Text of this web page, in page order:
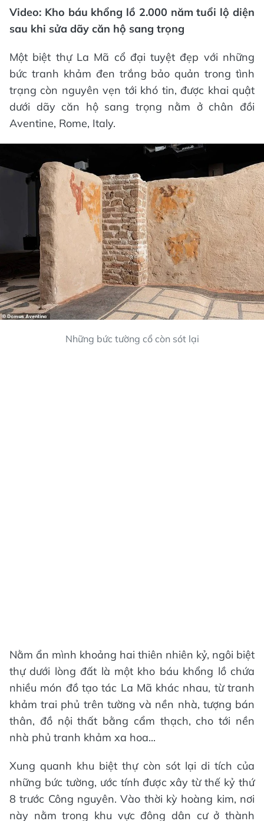
Video: Kho báu khổng lồ 2.000 năm tuổi lộ diện
sau khi sửa dãy căn hộ sang trọng
Một biệt thự La Mã cổ đại tuyệt đẹp với những
bức tranh khảm đen trắng bảo quản trong tình
trạng còn nguyên vẹn tới khó tin, được khai quật
dưới dãy căn hộ sang trọng nằm ở chân đồi
Aventine, Rome, Italy.
Những bức tường cổ còn sót lại
Nằm ẩn mình khoảng hai thiên nhiên kỷ, ngôi biệt
thự dưới lòng đất là một kho báu khổng lồ chứa
nhiều món đồ tạo tác La Mã khác nhau, từ tranh
khảm trai phủ trên tường và nền nhà, tượng bán
thân, đồ nội thất bằng cẩm thạch, cho tới nền
nhà phủ tranh khảm xa hoa...
Xung quanh khu biệt thự còn sót lại di tích của
những bức tường, ước tính được xây từ thế kỷ thứ
8 trước Công nguyên. Vào thời kỳ hoàng kim, nơi
này nằm trong khu vực đông dân cư ở thành